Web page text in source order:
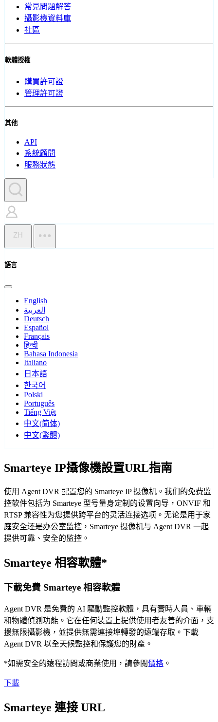
常見問題解答
攝影機資料庫
社區
軟體授權
購買許可證
管理許可證
其他
API
系統顧問
服務狀態
ZH
語言
English
العربية
Deutsch
Español
Français
हिन्दी
Bahasa Indonesia
Italiano
日本語
한국어
Polski
Português
Tiếng Việt
中文(简体)
中文(繁體)
Smarteye IP攝像機設置URL指南
使用 Agent DVR 配置您的 Smarteye IP 摄像机。我们的免费监
控软件包括为 Smarteye 型号量身定制的设置向导，ONVIF 和
RTSP 兼容性为您提供跨平台的灵活连接选项。无论是用于家
庭安全还是办公室监控，Smarteye 摄像机与 Agent DVR 一起
提供可靠、安全的监控。
Smarteye 相容軟體*
下載免費 Smarteye 相容軟體
Agent DVR 是免費的 AI 驅動監控軟體，具有實時人員、車輛
和物體偵測功能。它在任何裝置上提供使用者友善的介面，支
援無限攝影機，並提供無需連接埠轉發的遠端存取。下載
Agent DVR 以全天候監控和保護您的財產。
*如需安全的遠程訪問或商業使用，請參閱價格 。
下載
Smarteye 連接 URL